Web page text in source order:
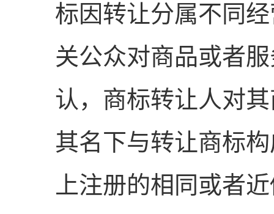
标因转让分属不同
关公众对商品或者
认，商标转让人对
其名下与转让商标
上注册的相同或者